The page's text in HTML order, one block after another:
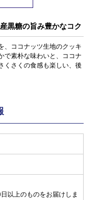
黒糖の旨み豊かなコク
、ココナッツ生地のクッキ
で素朴な味わいと、ココナ
くさくの食感も楽しい、後
以上のものをお届けしま